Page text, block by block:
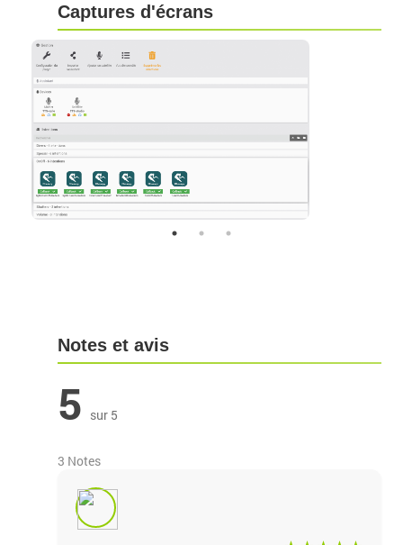
Captures d'écrans
Notes et avis
5 sur 5
3 Notes